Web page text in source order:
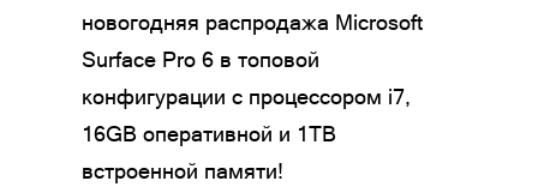
новогодняя распродажа Microsoft
Surface Pro 6 в топовой
конфигурации с процессором i7,
16GB оперативной и 1TB
встроенной памяти!